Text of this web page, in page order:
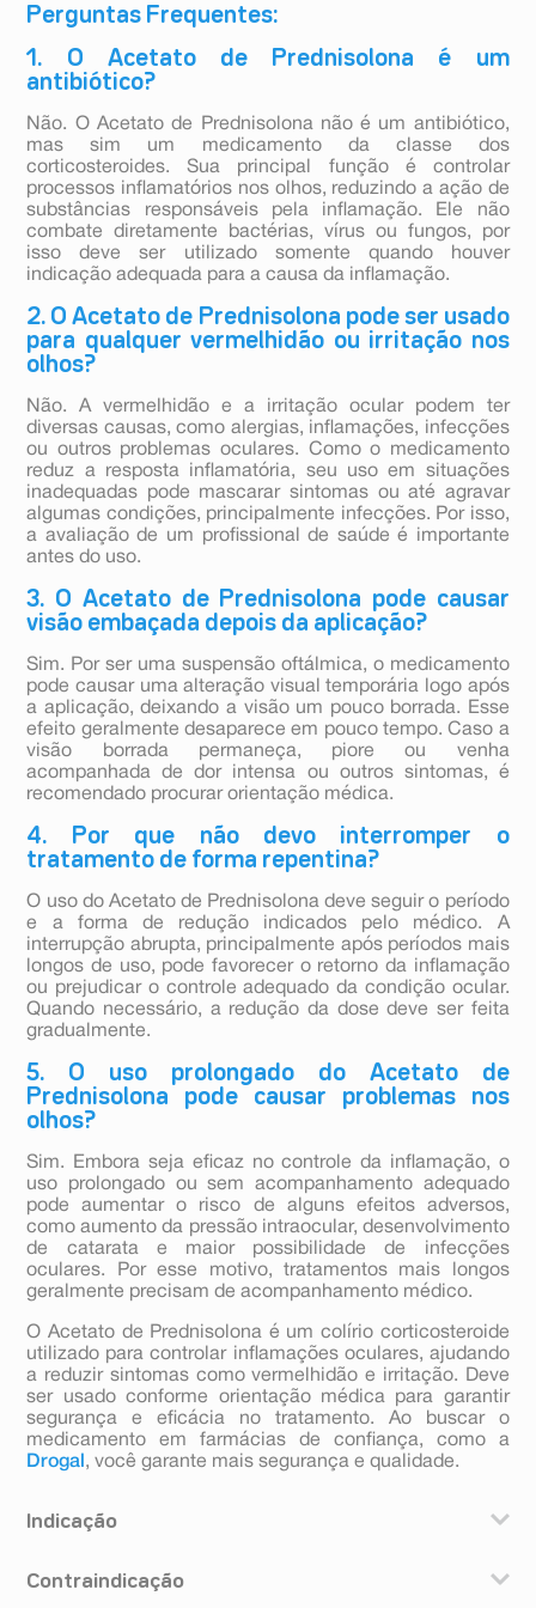
Perguntas Frequentes:
1. O Acetato de Prednisolona é um
antibiótico?
Não. O Acetato de Prednisolona não é um antibiótico,
mas sim um medicamento da classe dos
corticosteroides. Sua principal função é controlar
processos inflamatórios nos olhos, reduzindo a ação de
substâncias responsáveis pela inflamação. Ele não
combate diretamente bactérias, vírus ou fungos, por
isso deve ser utilizado somente quando houver
indicação adequada para a causa da inflamação.
2. O Acetato de Prednisolona pode ser usado
para qualquer vermelhidão ou irritação nos
olhos?
Não. A vermelhidão e a irritação ocular podem ter
diversas causas, como alergias, inflamações, infecções
ou outros problemas oculares. Como o medicamento
reduz a resposta inflamatória, seu uso em situações
inadequadas pode mascarar sintomas ou até agravar
algumas condições, principalmente infecções. Por isso,
a avaliação de um profissional de saúde é importante
antes do uso.
3. O Acetato de Prednisolona pode causar
visão embaçada depois da aplicação?
Sim. Por ser uma suspensão oftálmica, o medicamento
pode causar uma alteração visual temporária logo após
a aplicação, deixando a visão um pouco borrada. Esse
efeito geralmente desaparece em pouco tempo. Caso a
visão borrada permaneça, piore ou venha
acompanhada de dor intensa ou outros sintomas, é
recomendado procurar orientação médica.
4. Por que não devo interromper o
tratamento de forma repentina?
O uso do Acetato de Prednisolona deve seguir o período
e a forma de redução indicados pelo médico. A
interrupção abrupta, principalmente após períodos mais
longos de uso, pode favorecer o retorno da inflamação
ou prejudicar o controle adequado da condição ocular.
Quando necessário, a redução da dose deve ser feita
gradualmente.
5. O uso prolongado do Acetato de
Prednisolona pode causar problemas nos
olhos?
Sim. Embora seja eficaz no controle da inflamação, o
uso prolongado ou sem acompanhamento adequado
pode aumentar o risco de alguns efeitos adversos,
como aumento da pressão intraocular, desenvolvimento
de catarata e maior possibilidade de infecções
oculares. Por esse motivo, tratamentos mais longos
geralmente precisam de acompanhamento médico.
O Acetato de Prednisolona é um colírio corticosteroide
utilizado para controlar inflamações oculares, ajudando
a reduzir sintomas como vermelhidão e irritação. Deve
ser usado conforme orientação médica para garantir
segurança e eficácia no tratamento. Ao buscar o
medicamento em farmácias de confiança, como a
Drogal , você garante mais segurança e qualidade.
Indicação
pacientes com inflamações no olho, suscetíveis a
Contraindicação